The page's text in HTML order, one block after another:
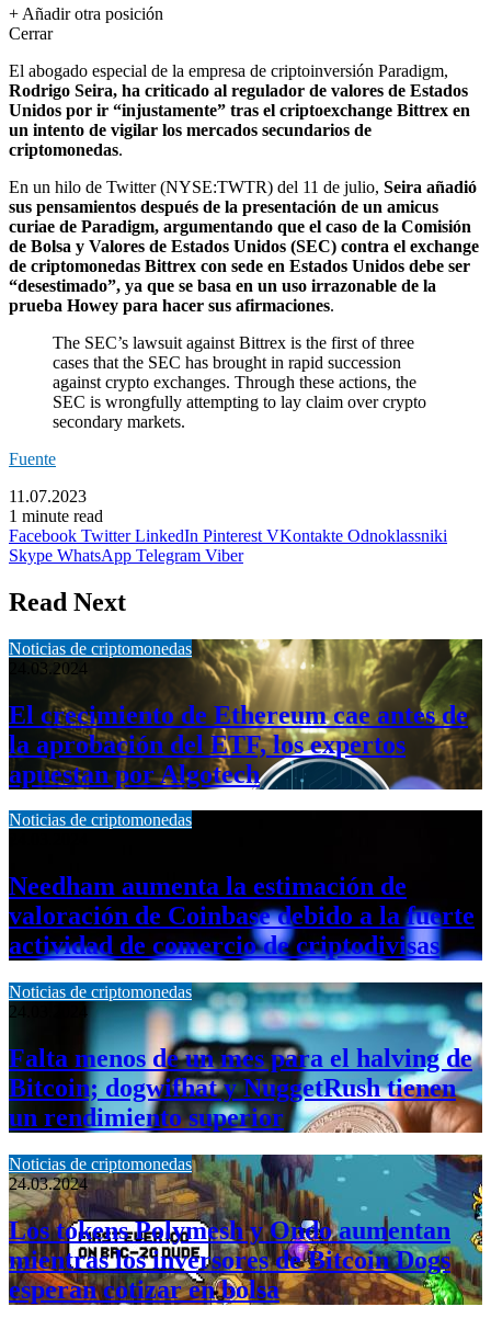
+ Añadir otra posición
Cerrar
El abogado especial de la empresa de criptoinversión Paradigm,
Rodrigo Seira, ha criticado al regulador de valores de Estados
Unidos por ir “injustamente” tras el criptoexchange Bittrex en
un intento de vigilar los mercados secundarios de
criptomonedas.
En un hilo de Twitter (NYSE:TWTR) del 11 de julio, Seira añadió
sus pensamientos después de la presentación de un amicus
curiae de Paradigm, argumentando que el caso de la Comisión
de Bolsa y Valores de Estados Unidos (SEC) contra el exchange
de criptomonedas Bittrex con sede en Estados Unidos debe ser
“desestimado”, ya que se basa en un uso irrazonable de la
prueba Howey para hacer sus afirmaciones.
The SEC’s lawsuit against Bittrex is the first of three
cases that the SEC has brought in rapid succession
against crypto exchanges. Through these actions, the
SEC is wrongfully attempting to lay claim over crypto
secondary markets.
Fuente
11.07.2023
1 minute read
Facebook Twitter LinkedIn Pinterest VKontakte Odnoklassniki
Skype WhatsApp Telegram Viber
Read Next
Noticias de criptomonedas
24.03.2024
El crecimiento de Ethereum cae antes de
la aprobación del ETF, los expertos
apuestan por Algotech
Noticias de criptomonedas
Needham aumenta la estimación de
valoración de Coinbase debido a la fuerte
actividad de comercio de criptodivisas
Noticias de criptomonedas
24.03.2024
Falta menos de un mes para el halving de
Bitcoin; dogwifhat y NuggetRush tienen
un rendimiento superior
Noticias de criptomonedas
24.03.2024
Los tokens Polymesh y Ondo aumentan
mientras los inversores de Bitcoin Dogs
esperan cotizar en bolsa